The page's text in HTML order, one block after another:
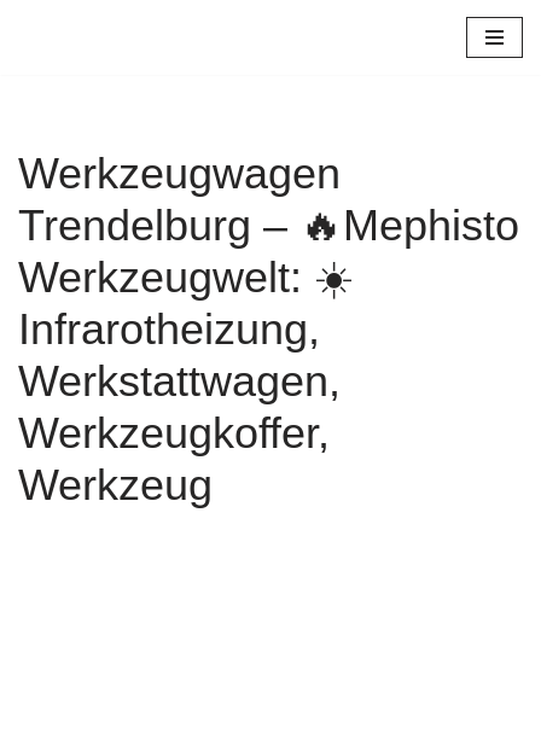
Werkzeugwagen
Trendelburg – 🔥Mephisto
Werkzeugwelt: ☀️
Infrarotheizung,
Werkstattwagen,
Werkzeugkoffer,
Werkzeug